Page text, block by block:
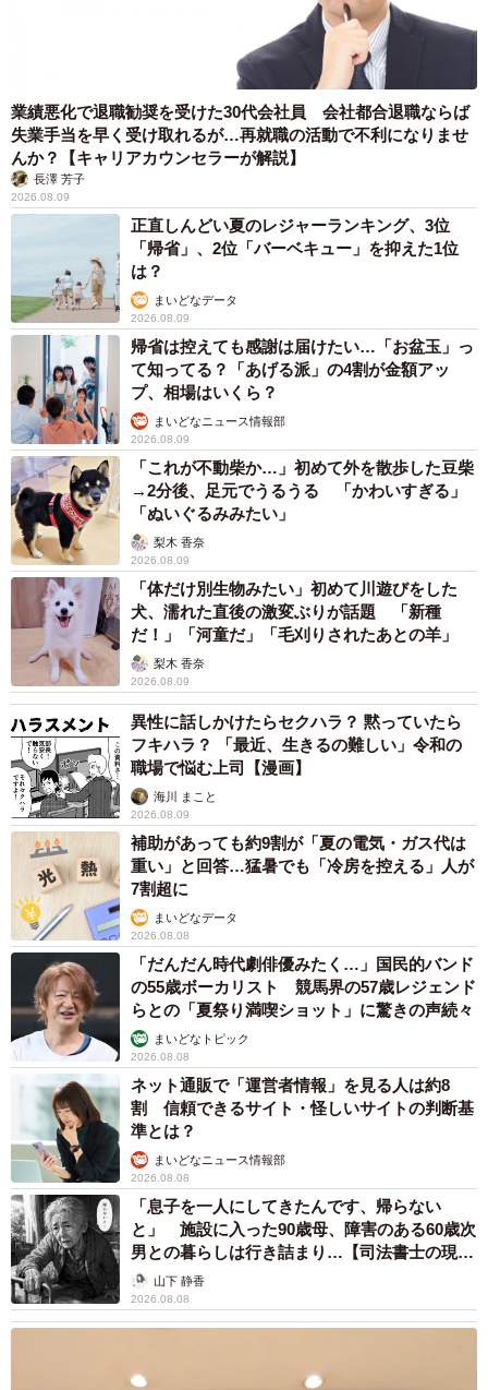
業績悪化で退職勧奨を受けた30代会社員 会社都合退職ならば
失業手当を早く受け取れるが…再就職の活動で不利になりませ
んか？【キャリアカウンセラーが解説】
長澤 芳子
2026.08.09
正直しんどい夏のレジャーランキング、3位
「帰省」、2位「バーベキュー」を抑えた1位
は？
まいどなデータ
2026.08.09
帰省は控えても感謝は届けたい…「お盆玉」っ
て知ってる？「あげる派」の4割が金額アッ
プ、相場はいくら？
まいどなニュース情報部
2026.08.09
「これが不動柴か…」初めて外を散歩した豆柴
→2分後、足元でうるうる 「かわいすぎる」
「ぬいぐるみみたい」
梨木 香奈
2026.08.09
「体だけ別生物みたい」初めて川遊びをした
犬、濡れた直後の激変ぶりが話題 「新種
だ！」「河童だ」「毛刈りされたあとの羊」
梨木 香奈
2026.08.09
異性に話しかけたらセクハラ？ 黙っていたら
フキハラ？ 「最近、生きるの難しい」令和の
職場で悩む上司【漫画】
海川 まこと
2026.08.09
補助があっても約9割が「夏の電気・ガス代は
重い」と回答…猛暑でも「冷房を控える」人が
7割超に
まいどなデータ
2026.08.08
「だんだん時代劇俳優みたく…」国民的バンド
の55歳ボーカリスト 競馬界の57歳レジェンド
らとの「夏祭り満喫ショット」に驚きの声続々
まいどなトピック
2026.08.08
ネット通販で「運営者情報」を見る人は約8
割 信頼できるサイト・怪しいサイトの判断基
準とは？
まいどなニュース情報部
2026.08.08
「息子を一人にしてきたんです、帰らない
と」 施設に入った90歳母、障害のある60歳次
男との暮らしは行き詰まり…【司法書士の現場
から】山下 静香
2026.08.08